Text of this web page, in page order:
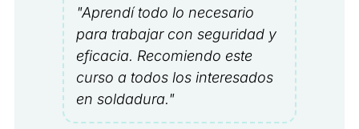
"Aprendí todo lo necesario
para trabajar con seguridad y
eficacia. Recomiendo este
curso a todos los interesados
en soldadura."